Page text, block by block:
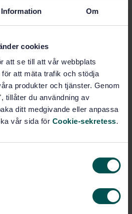
Information Om
cookies
att se till att vår webbplats
att mäta trafik och stödja
produkter och tjänster. Genom
tillåter du användning av
ditt medgivande eller anpassa
vår sida för Cookie-sekretess.
på standarden - Läs mer
Pris:
Lägg i varukorgen